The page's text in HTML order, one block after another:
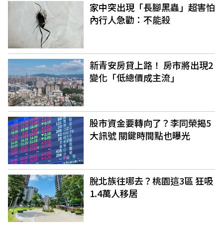
家中突出現「長腳黑蟲」超害怕
內行人急勸：不能殺
新青安房貸上路！ 房市將出現2
變化「低總價成主流」
股市資金要轉向了？李同榮揭5
大訊號 關鍵時間點也曝光
脫北族往哪去？桃園這3區 狂吸
1.4萬人移居